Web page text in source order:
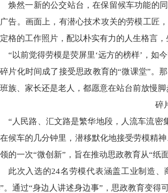
焕然一新的公交站台，在保留候车功能的
告。画面上，有潜心技术攻关的劳模工匠
格的工作照片，配以朴实有力的人生格言，
“以前觉得劳模是荧屏里‘远方的榜样’，如
片化时间成了接受思政教育的“微课堂”。
族、家长还是老人，都愿意在站台前放慢
碎
“人民路、汇文路是繁华地段，人流车流密
候车的几分钟里，潜移默化地接受劳模精
的一次“微创新”，旨在推动思政教育从“纸
此次入选的24名劳模代表涵盖工业制造
。通过“身边人讲述身边事”，思政教育变得